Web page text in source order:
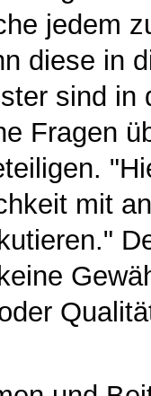
jedem
diese in
sind in
Fragen
mit